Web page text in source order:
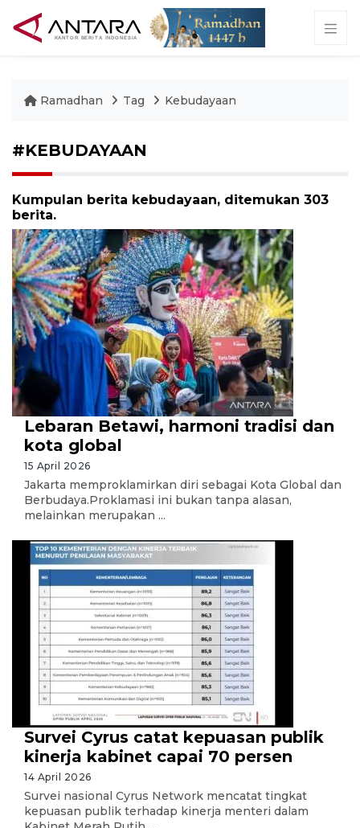
Ramadhan Tag Kebudayaan
#KEBUDAYAAN
Kumpulan berita kebudayaan, ditemukan 303
berita.
Lebaran Betawi, harmoni tradisi dan
kota global
15 April 2026
Jakarta memproklamirkan diri sebagai Kota Global dan
Berbudaya.Proklamasi ini bukan tanpa alasan,
melainkan merupakan ...
Survei Cyrus catat kepuasan publik
kinerja kabinet capai 70 persen
14 April 2026
Survei nasional Cyrus Network mencatat tingkat
kepuasan publik terhadap kinerja menteri dalam